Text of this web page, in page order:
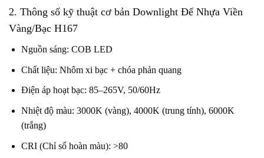
2. Thông số kỹ thuật cơ bản Downlight Đế Nhựa Viền
Vàng/Bạc H167
Nguồn sáng: COB LED
Chất liệu: Nhôm xi bạc + chóa phản quang
Điện áp hoạt bạc: 85–265V, 50/60Hz
Nhiệt độ màu: 3000K (vàng), 4000K (trung tính), 6000K
(trắng)
CRI (Chỉ số hoàn màu): >80